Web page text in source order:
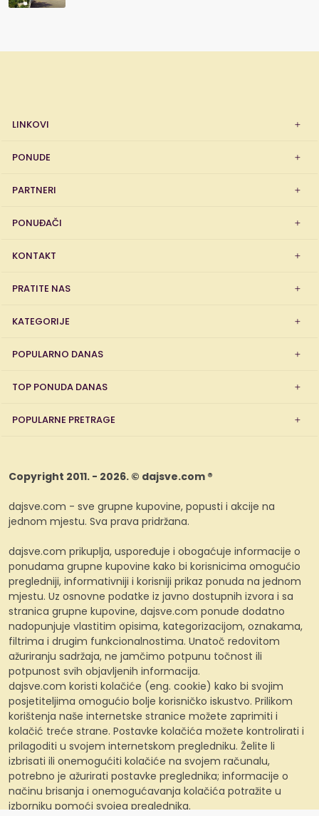
LINKOVI
PONUDE
PARTNERI
PONUĐAČI
KONTAKT
PRATITE NAS
KATEGORIJE
POPULARNO DANAS
TOP PONUDA DANAS
POPULARNE PRETRAGE
Copyright 2011. - 2026. © dajsve.com ®
dajsve.com - sve grupne kupovine, popusti i akcije na
jednom mjestu. Sva prava pridržana.
dajsve.com prikuplja, uspoređuje i obogaćuje informacije o
ponudama grupne kupovine kako bi korisnicima omogućio
pregledniji, informativniji i korisniji prikaz ponuda na jednom
mjestu. Uz osnovne podatke iz javno dostupnih izvora i sa
stranica grupne kupovine, dajsve.com ponude dodatno
nadopunjuje vlastitim opisima, kategorizacijom, oznakama,
filtrima i drugim funkcionalnostima. Unatoč redovitom
ažuriranju sadržaja, ne jamčimo potpunu točnost ili
potpunost svih objavljenih informacija.
dajsve.com koristi kolačiće (eng. cookie) kako bi svojim
posjetiteljima omogućio bolje korisničko iskustvo. Prilikom
korištenja naše internetske stranice možete zaprimiti i
kolačić treće strane. Postavke kolačića možete kontrolirati i
prilagoditi u svojem internetskom pregledniku. Želite li
izbrisati ili onemogućiti kolačiće na svojem računalu,
potrebno je ažurirati postavke preglednika; informacije o
načinu brisanja i onemogućavanja kolačića potražite u
izborniku pomoći svojeg preglednika.